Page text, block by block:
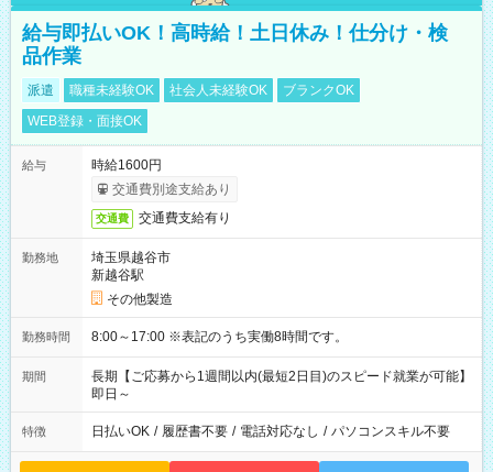
給与即払いOK！高時給！土日休み！仕分け・検
品作業
派遣 職種未経験OK 社会人未経験OK
ブランクOK
WEB登録・面接OK
給与
時給1600円
交通費別途支給あり
交通費 交通費支給有り
勤務地
埼玉県越谷市
新越谷駅
その他製造
勤務時間 8:00～17:00 ※表記のうち実働8時間です。
期間
長期【ご応募から1週間以内(最短2日目)のスピード就業が可能】
即日～
特徴 日払いOK / 履歴書不要 / 電話対応なし / パソコンスキル不要